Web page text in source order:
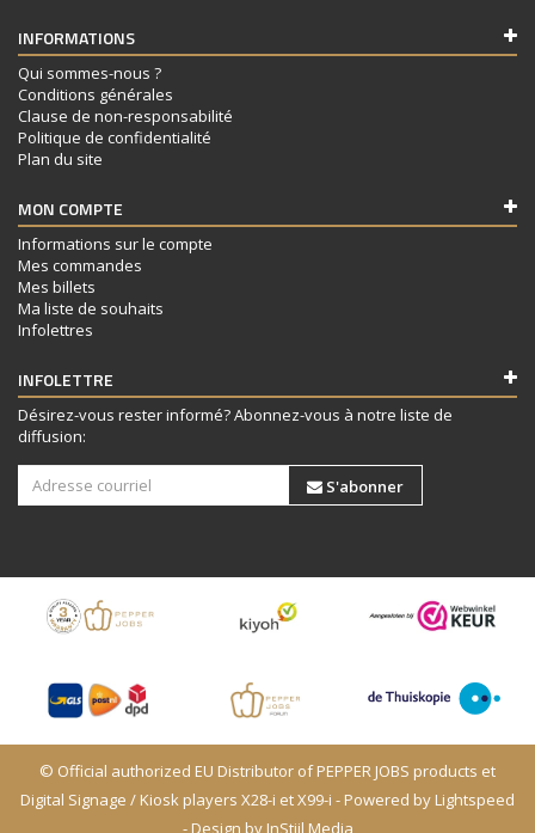
INFORMATIONS
Qui sommes-nous ?
Conditions générales
Clause de non-responsabilité
Politique de confidentialité
Plan du site
MON COMPTE
Informations sur le compte
Mes commandes
Mes billets
Ma liste de souhaits
Infolettres
INFOLETTRE
Désirez-vous rester informé? Abonnez-vous à notre liste de
diffusion:
S'abonner
© Official authorized EU Distributor of PEPPER JOBS products et
Digital Signage / Kiosk players X28-i et X99-i - Powered by Lightspeed
- Design by InStijl Media